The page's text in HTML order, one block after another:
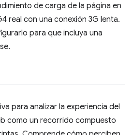
de carga de la página en
real con una conexión 3G lenta.
para que incluya una
para analizar la experiencia del
como un recorrido compuesto